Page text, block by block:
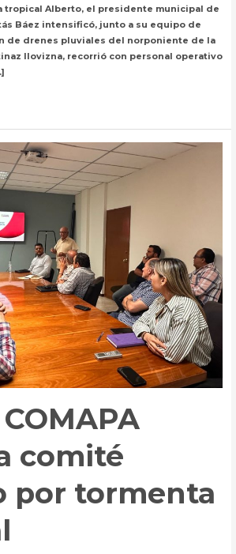
tropical Alberto, el presidente municipal de
Báez intensificó, junto a su equipo de
de drenes pluviales del norponiente de la
llovizna, recorrió con personal operativo
comité
por tormenta